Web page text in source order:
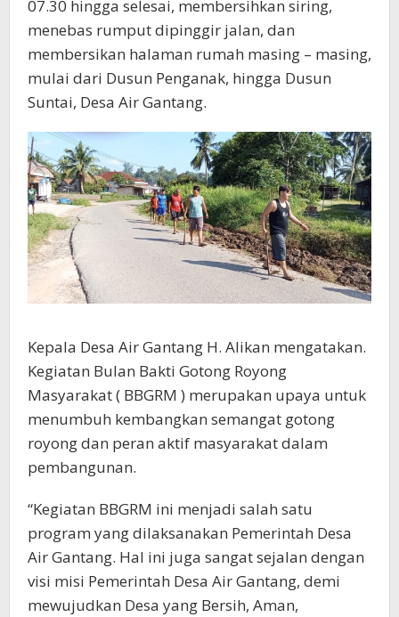
07.30 hingga selesai, membersihkan siring,
menebas rumput dipinggir jalan, dan
membersikan halaman rumah masing – masing,
mulai dari Dusun Penganak, hingga Dusun
Suntai, Desa Air Gantang.
Kepala Desa Air Gantang H. Alikan mengatakan.
Kegiatan Bulan Bakti Gotong Royong
Masyarakat ( BBGRM ) merupakan upaya untuk
menumbuh kembangkan semangat gotong
royong dan peran aktif masyarakat dalam
pembangunan.
“Kegiatan BBGRM ini menjadi salah satu
program yang dilaksanakan Pemerintah Desa
Air Gantang. Hal ini juga sangat sejalan dengan
visi misi Pemerintah Desa Air Gantang, demi
mewujudkan Desa yang Bersih, Aman,